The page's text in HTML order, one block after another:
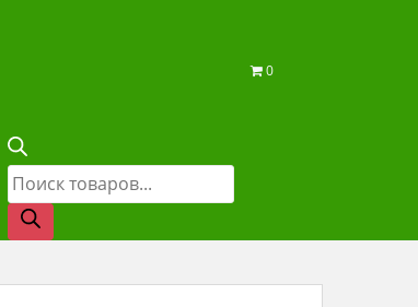
Поиск
товаров
0